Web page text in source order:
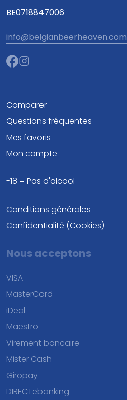
BE0718847006
info@belgianbeerheaven.com
Comparer
Questions fréquentes
Mes favoris
Mon compte
-18 = Pas d'alcool
Conditions générales
Confidentialité (Cookies)
Nous acceptons
VISA
MasterCard
iDeal
Maestro
Virement bancaire
Mister Cash
Giropay
DIRECTebanking